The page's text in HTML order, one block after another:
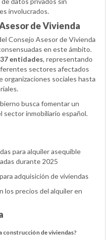
involucrados.
de Vivienda
Consejo Asesor de Vivienda
en este ámbito.
37 entidades, representando
sectores afectados
organizaciones sociales hasta
busca fomentar un
sector inmobiliario español.
para alquiler asequible
durante 2025
adquisición de viviendas
los precios del alquiler en
construcción de viviendas?